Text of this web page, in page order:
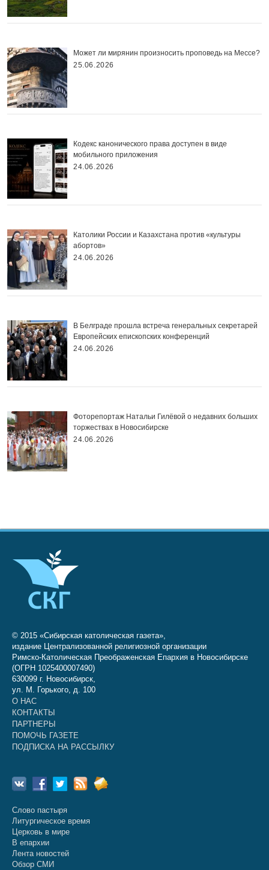
Может ли мирянин произносить проповедь на Мессе?
25.06.2026
Кодекс канонического права доступен в виде
мобильного приложения
24.06.2026
Католики России и Казахстана против «культуры
абортов»
24.06.2026
В Белграде прошла встреча генеральных секретарей
Европейских епископских конференций
24.06.2026
Фоторепортаж Натальи Гилёвой о недавних больших
торжествах в Новосибирске
24.06.2026
© 2015 «Сибирская католическая газета»,
издание Централизованной религиозной организации
Римско-Католическая Преображенская Епархия в Новосибирске
(ОГРН 1025400007490)
630099 г. Новосибирск,
ул. М. Горького, д. 100
О НАС
КОНТАКТЫ
ПАРТНЕРЫ
ПОМОЧЬ ГАЗЕТЕ
ПОДПИСКА НА РАССЫЛКУ
Слово пастыря
Литургическое время
Церковь в мире
В епархии
Лента новостей
Обзор СМИ